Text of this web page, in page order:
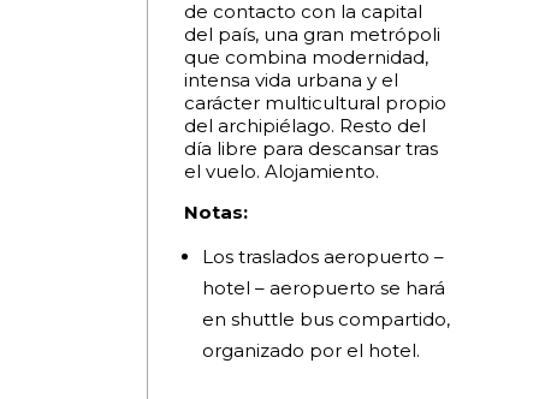
de contacto con la capital
del país, una gran metrópoli
que combina modernidad,
intensa vida urbana y el
carácter multicultural propio
del archipiélago. Resto del
día libre para descansar tras
el vuelo. Alojamiento.
Notas:
Los traslados aeropuerto –
hotel – aeropuerto se hará
en shuttle bus compartido,
organizado por el hotel.